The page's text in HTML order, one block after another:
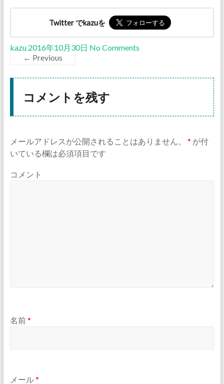
Twitter でkazuを
kazu 2016年10月30日 No Comments
← Previous
コメントを残す
メールアドレスが公開されることはありません。 * が付
いている欄は必須項目です
コメント
名前*
メール*